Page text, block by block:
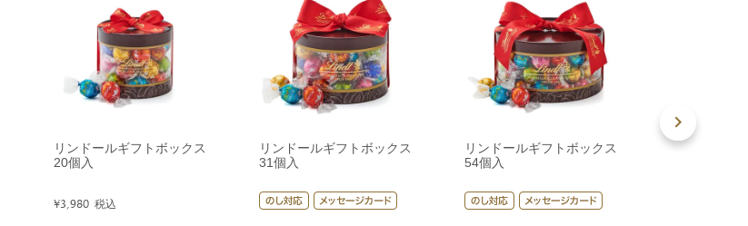
リンドールギフトボックス
20個入
¥3,980 税込
リンドールギフトボックス
31個入
リンドールギフトボックス
54個入
リンドール